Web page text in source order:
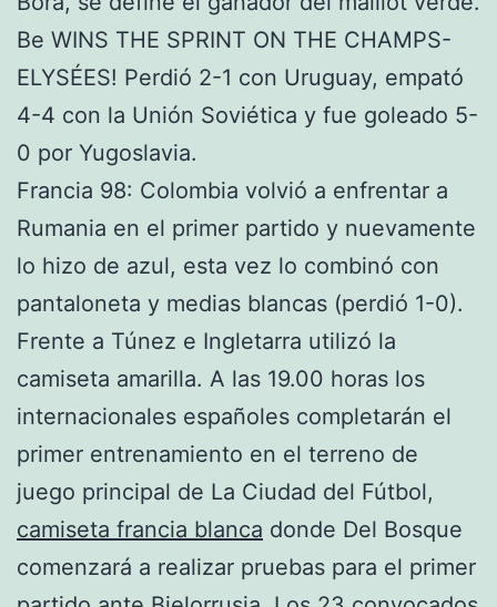
Be WINS THE SPRINT ON THE CHAMPS-
ELYSÉES! Perdió 2-1 con Uruguay, empató
4-4 con la Unión Soviética y fue goleado 5-
0 por Yugoslavia.
Francia 98: Colombia volvió a enfrentar a
Rumania en el primer partido y nuevamente
lo hizo de azul, esta vez lo combinó con
pantaloneta y medias blancas (perdió 1-0).
Frente a Túnez e Ingletarra utilizó la
camiseta amarilla. A las 19.00 horas los
internacionales españoles completarán el
primer entrenamiento en el terreno de
juego principal de La Ciudad del Fútbol,
camiseta francia blanca donde Del Bosque
comenzará a realizar pruebas para el primer